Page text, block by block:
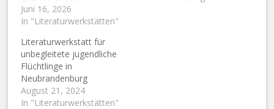
Juni 16, 2026
In "Literaturwerkstätten"
Literaturwerkstatt für
unbegleitete jugendliche
Flüchtlinge in
Neubrandenburg
August 21, 2024
In "Literaturwerkstätten"